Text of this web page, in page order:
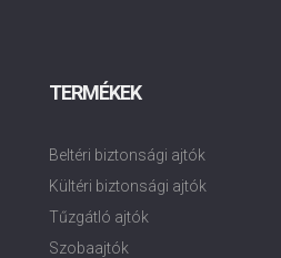
TERMÉKEK
Beltéri biztonsági ajtók
Kültéri biztonsági ajtók
Tűzgátló ajtók
Szobaajtók